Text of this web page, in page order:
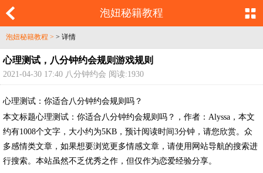
泡妞秘籍教程
泡妞秘籍教程 > > 详情
心理测试，八分钟约会规则游戏规则
2021-04-30 17:40 八分钟约会 阅读:1930
心理测试：你适合八分钟约会规则吗？
本文标题心理测试：你适合八分钟约会规则吗？，作者：Alyssa，本文
约有1008个文字，大小约为5KB，预计阅读时间3分钟，请您欣赏。众
多感情类文章，如果想要浏览更多情感文章，请使用网站导航的搜索进
行搜索。本站虽然不乏优秀之作，但仅作为恋爱经验分享。